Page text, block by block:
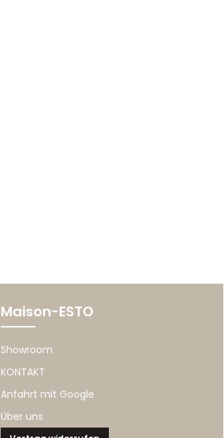
Maison-ESTO
Showroom
KONTAKT
Anfahrt mit Google
Über uns